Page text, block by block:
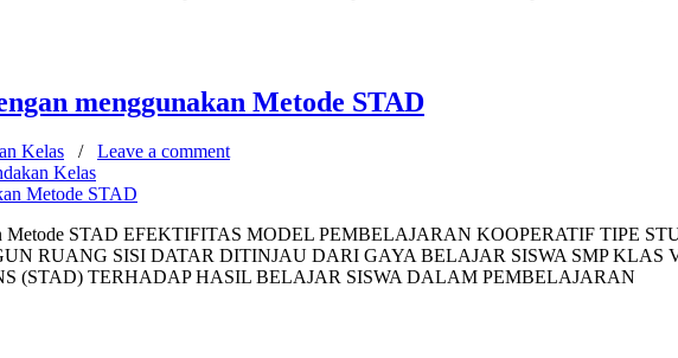
menggunakan Metode STAD
Kelas / Leave a comment
Kelas
Metode STAD EFEKTIFITAS MODEL PEMBELAJARAN KOOPERATIF TIPE
RUANG SISI DATAR DITINJAU DARI GAYA BELAJAR SISWA SMP KLAS
(STAD) TERHADAP HASIL BELAJAR SISWA DALAM PEMBELAJARAN